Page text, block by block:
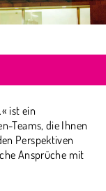
ist ein
Teams, die Ihnen
Perspektiven
Ansprüche mit